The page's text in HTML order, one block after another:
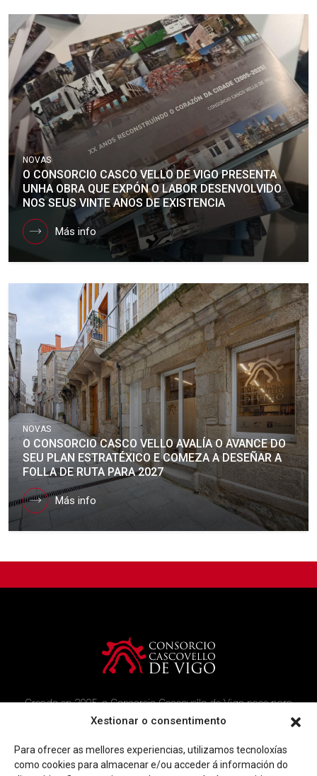
Xestionar o consentimento
Para ofrecer as mellores experiencias, utilizamos tecnoloxías
como cookies para almacenar e/ou acceder á información do
NOVAS
O CONSORCIO CASCO VELLO DE VIGO PRESENTA
UNHA OBRA QUE EXPÓN O LABOR DESENVOLVIDO
NOS SEUS VINTE ANOS DE EXISTENCIA
Más info
NOVAS
O CONSORCIO CASCO VELLO AVALÍA O AVANCE DO
SEU PLAN ESTRATÉXICO E COMEZA A DESEÑAR A
FOLLA DE RUTA PARA 2027
Más info
Creado en 2005, o Consorcio Cascovello de Vigo nace para
atender aos veciños do casco histórico, creando un ambicioso
Imaxe corporativa Contacto